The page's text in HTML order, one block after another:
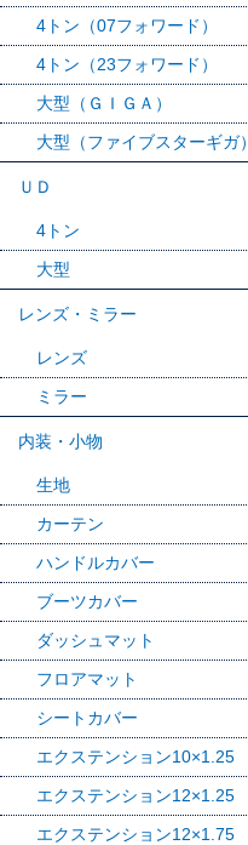
4トン（07フォワード）
4トン（23フォワード）
大型（ＧＩＧＡ）
大型（ファイブスターギガ）
ＵＤ
4トン
大型
レンズ・ミラー
レンズ
ミラー
内装・小物
生地
カーテン
ハンドルカバー
ブーツカバー
ダッシュマット
フロアマット
シートカバー
エクステンション10×1.25
エクステンション12×1.25
エクステンション12×1.75